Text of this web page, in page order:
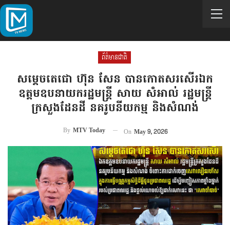
ព័ត៌មានជាតិ
សម្តេចតេជោ ហ៊ុន សែន បានកោតសរសើរ​ឯក
ឧត្តមឧបនាយក​រដ្ឋមន្ត្រី សាយ សំអាល់ រដ្ឋមន្ត្រី
ក្រសួងដែនដី នគរូបនីយកម្ម និងសំណង់
By MTV Today On May 9, 2026